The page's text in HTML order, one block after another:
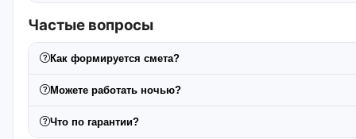
Частые вопросы
Как формируется смета?
Можете работать ночью?
Что по гарантии?